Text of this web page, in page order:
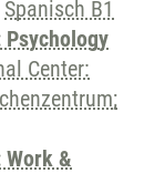
Spanisch B1
Center:
&